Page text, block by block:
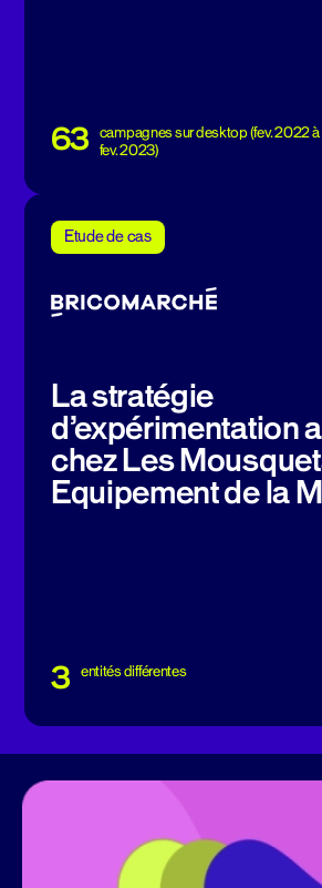
63 campagnes sur desktop (fev. 2022 à
fev. 2023)
Etude de cas
La stratégie
d’expérimentation
chez Les
Equipement de la
3 entités différentes